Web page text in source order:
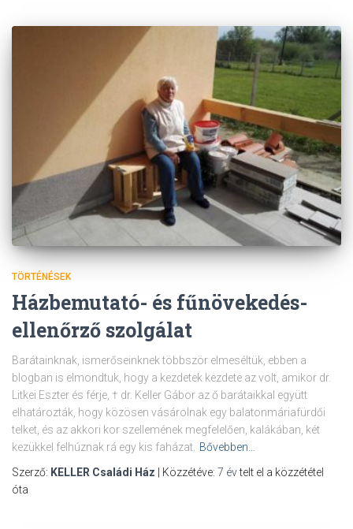
TÖRTÉNÉSEK
Házbemutató- és fűnövekedés-
ellenőrző szolgálat
Barátainknak, ismerőseinknek többször elmeséltük, ebben a
blogban is elmondtuk, hogy a kezdetek kezdete az volt, amikor dr.
Litkei Eszter és férje, † dr. Keller Gábor az ő barátaikkal együtt
elhatározták, hogy közösen vásárolnak egy balatonmáriafürdői
telket, és az akkori kor szellemének megfelelően, kalákában, két
kezükkel felhúznak rá egy kis faházat. Bővebben…
Szerző: KELLER Családi Ház | Közzétéve: 7 évtelt el a közzététel
óta